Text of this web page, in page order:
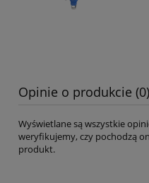
Opinie o produkcie (0)
Wyświetlane są wszystkie
weryfikujemy, czy pochodzą
produkt.